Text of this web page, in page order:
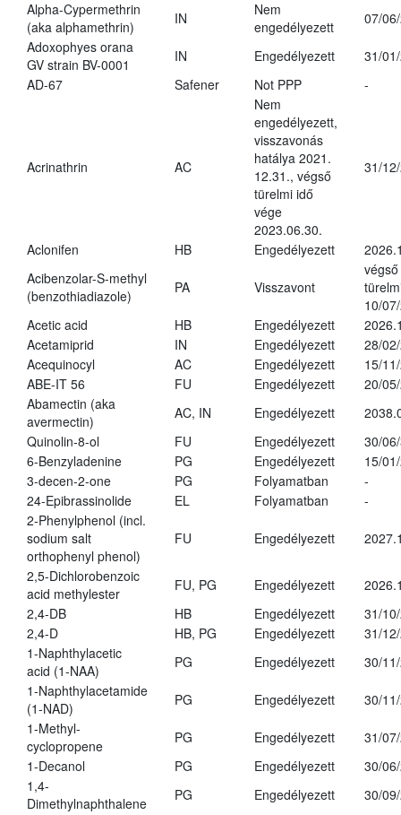
Alpha-Cypermethrin
(aka alphamethrin)
IN
Nem
engedélyezett
07/
Adoxophyes orana
GV strain BV-0001
IN Engedélyezett
31/
AD-67
Safener Not PPP -
Acrinathrin AC
Nem
engedélyezett,
visszavonás
hatálya 2021.
12.31., végső
türelmi idő
vége
2023.06.30.
31/
Aclonifen HB Engedélyezett
Acibenzolar-S-methyl
(benzothiadiazole)
PA Visszavont
végső
10/
Acetic acid
HB Engedélyezett
Acetamiprid
IN Engedélyezett
28/
Acequinocyl
AC Engedélyezett
15/
ABE-IT 56
FU Engedélyezett
20/
Abamectin (aka
avermectin)
AC, IN Engedélyezett
Quinolin-8-ol
FU Engedélyezett
30/
6-Benzyladenine
PG Engedélyezett
15/
3-decen-2-one
PG Folyamatban
-
24-Epibrassinolide
EL Folyamatban
-
2-Phenylphenol (incl.
sodium salt
orthophenyl phenol)
FU Engedélyezett
2,5-Dichlorobenzoic
acid methylester
FU, PG Engedélyezett
2,4-DB
HB Engedélyezett
31/
2,4-D
HB, PG Engedélyezett
31/
1-Naphthylacetic
acid (1-NAA)
PG Engedélyezett
30/
1-Naphthylacetamide
(1-NAD)
PG Engedélyezett
30/
1-Methyl-
cyclopropene
PG Engedélyezett
31/
1-Decanol
PG Engedélyezett
30/
1,4-
Dimethylnaphthalene
PG Engedélyezett
30/